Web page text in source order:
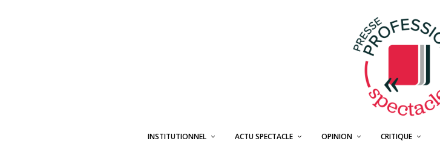
INSTITUTIONNEL ACTU SPECTACLE OPINION CRITIQUE